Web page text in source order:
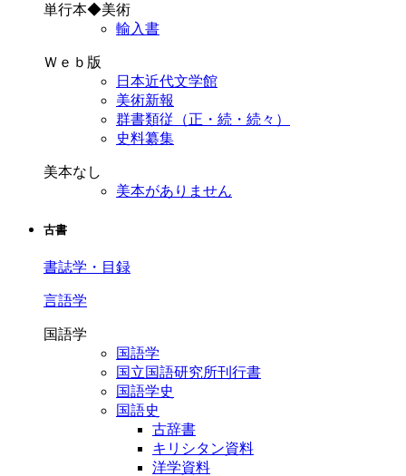
単行本◆美術
輸入書
Ｗｅｂ版
日本近代文学館
美術新報
群書類従（正・続・続々）
史料纂集
美本なし
美本がありません
古書
書誌学・目録
言語学
国語学
国語学
国立国語研究所刊行書
国語学史
国語史
古辞書
キリシタン資料
洋学資料